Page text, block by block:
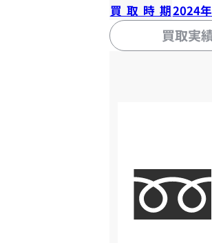
買取時期2024
買取実